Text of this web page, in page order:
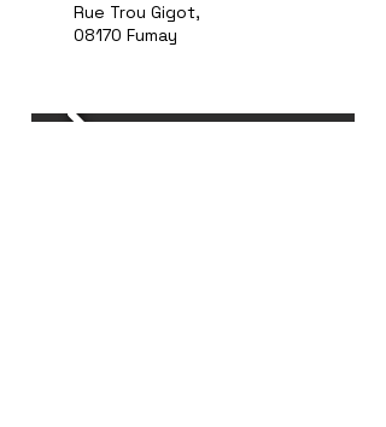
Rue Trou Gigot,
08170 Fumay